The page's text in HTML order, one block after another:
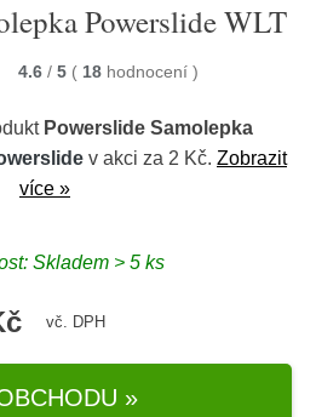
Powerslide WLT
4.6 / 5 ( 18 hodnocení )
Powerslide Samolepka
v akci za 2 Kč. Zobrazit
více »
Skladem > 5 ks
vč. DPH
»